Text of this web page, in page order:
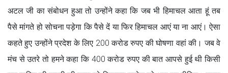
अटल जी का संबोधन हुआ तो उन्होंने कहा कि जब भी हिमाचल आता हूं तब
पैसे मांगते हो सोचना पड़ेगा कि पैसे दें या फिर हिमाचल आएं या ना आएं। ऐसा
कहते हुए उन्होंने प्रदेश के लिए 200 करोड रुपए की घोषणा वहां की। जब वे
मंच से उतरे तो हमने कहा कि 400 करोड रुपए की बात आपसे हुई थी किसी